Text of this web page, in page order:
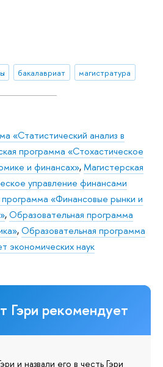
бакалавриат магистратура
«Статистический анализ в
программа «Стохастическое
и финансах»,Магистерская
управление финансами
«Финансовые рынки и
,Образовательная программа
,Образовательная программа
экономических наук
Гэри рекомендует
и назвали его в честь Гэри